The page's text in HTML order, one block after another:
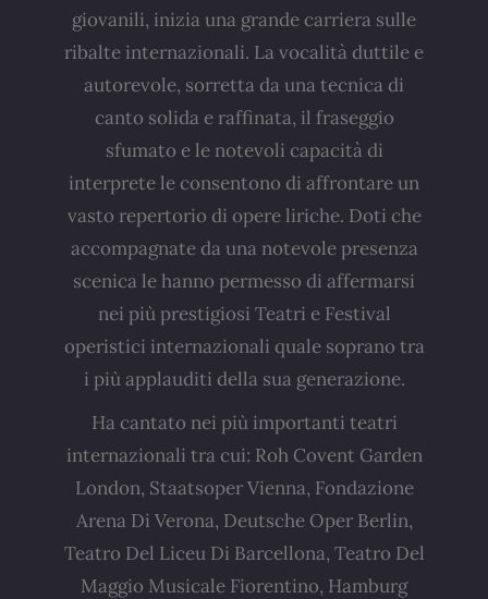
giovanili, inizia una grande carriera sulle
ribalte internazionali. La vocalità duttile e
autorevole, sorretta da una tecnica di
canto solida e raffinata, il fraseggio
sfumato e le notevoli capacità di
interprete le consentono di affrontare un
vasto repertorio di opere liriche. Doti che
accompagnate da una notevole presenza
scenica le hanno permesso di affermarsi
nei più prestigiosi Teatri e Festival
operistici internazionali quale soprano tra
i più applauditi della sua generazione.
Ha cantato nei più importanti teatri
internazionali tra cui: Roh Covent Garden
London, Staatsoper Vienna, Fondazione
Arena Di Verona, Deutsche Oper Berlin,
Teatro Del Liceu Di Barcellona, Teatro Del
Maggio Musicale Fiorentino, Hamburg